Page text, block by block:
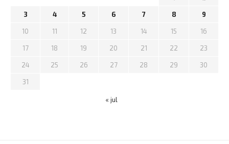
3 4 5 6 7 8 9
10 11 12 13 14 15 16
17 18 19 20 21 22 23
24 25 26 27 28 29 30
31
« jul